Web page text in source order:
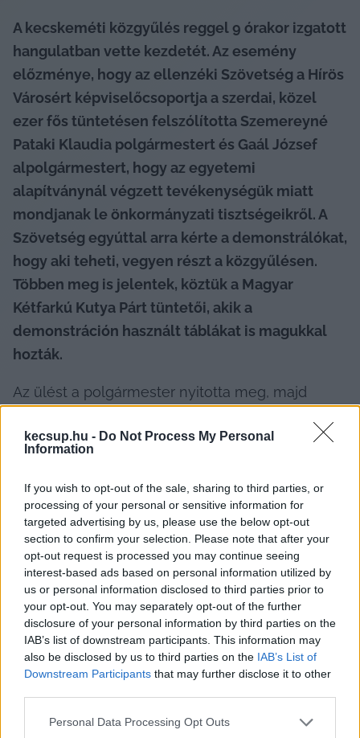
kecsup.hu - Do Not Process My Personal
Information
If you wish to opt-out of the sale, sharing to third parties, or
processing of your personal or sensitive information for
targeted advertising by us, please use the below opt-out
section to confirm your selection. Please note that after your
opt-out request is processed you may continue seeing
interest-based ads based on personal information utilized by
us or personal information disclosed to third parties prior to
your opt-out. You may separately opt-out of the further
disclosure of your personal information by third parties on the
IAB’s list of downstream participants. This information may
also be disclosed by us to third parties on the IAB’s List of
Downstream Participants that may further disclose it to other
Please note that this website/app uses one or more Google
Personal Data Processing Opt Outs
A kecskeméti közgyűlés reggel 9 órakor izgatott
hangulatban vette kezdetét. Az esemény
előzménye, hogy az ellenzéki Szövetség a Hírös
Városért képviselőcsoportja a szerdai, közel
ezer fős tüntetésen felszólította Szemereyné
Pataki Klaudia polgármestert és Gaál József
alpolgármestert, hogy az egyetemi
alapítványnál végzett tevékenységük miatt
mondjanak le önkormányzati tisztségeikről. A
Szövetség egyúttal arra kérte a demonstrálókat,
hogy aki teheti, vegyen részt a közgyűlésen.
Többen meg is jelentek, köztük a Magyar
Kétfarkú Kutya Párt tüntetői, akik a
demonstráción használt táblákat is magukkal
hozták.
napirendre tűzzék a Szemereynét és Gaált
tüntetésen beharangozott. Ezt követően
Szemereyné Pataki Klaudia bejelentette, hogy
az ülés vezetését átadja helyettesének, és
átmegy a szomszédos terembe, hogy ott
válaszoljon a Neumann János Egyetemért
Alapítványról szóló számvevőszéki jelentéssel
kapcsolatos kérdésekre. Szavai szerint ezzel
kívánta biztosítani a „közgyűlés zavartalan
működését”. A polgármester két
alpolgármesterével együtt kivonult, azonban
Gaál József – aki érintett az ügyben – nem állt az